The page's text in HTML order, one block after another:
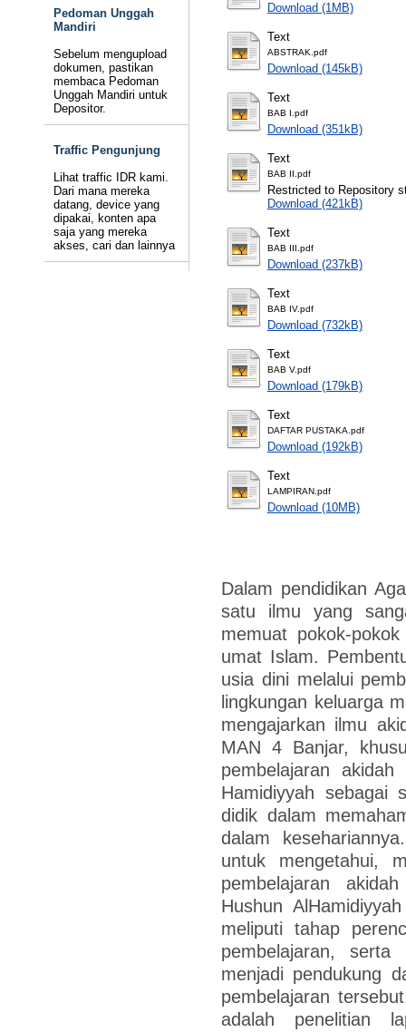
Pedoman Unggah
Mandiri
Sebelum mengupload
dokumen, pastikan
membaca Pedoman
Unggah Mandiri untuk
Depositor.
Traffic Pengunjung
Lihat traffic IDR kami.
Dari mana mereka
datang, device yang
dipakai, konten apa
saja yang mereka
akses, cari dan lainnya
Download (1MB)
Text
ABSTRAK.pdf
Download (145kB)
Text
BAB I.pdf
Download (351kB)
Text
BAB II.pdf
Restricted to Repository
Download (421kB)
Text
BAB III.pdf
Download (237kB)
Text
BAB IV.pdf
Download (732kB)
Text
BAB V.pdf
Download (179kB)
Text
DAFTAR PUSTAKA.pdf
Download (192kB)
Text
LAMPIRAN.pdf
Download (10MB)
Dalam pendidikan
satu ilmu yang
memuat pokok-
umat Islam.
usia dini melalui
lingkungan keluarga
mengajarkan ilmu
MAN 4 Banjar,
pembelajaran
Hamidiyyah sebagai
didik dalam
dalam
untuk mengetahui,
pembelajaran
Hushun
meliputi tahap
pembelajaran, serta
menjadi pendukung
pembelajaran
adalah penelitian